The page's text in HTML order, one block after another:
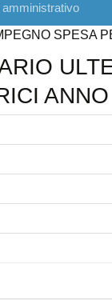
amministrativo
SPESA